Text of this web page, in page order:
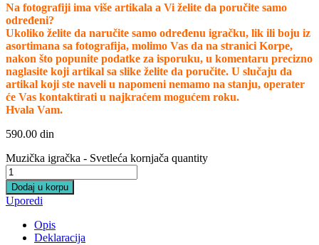
Na fotografiji ima više artikala a Vi želite da poručite samo
određeni?
Ukoliko želite da naručite samo određenu igračku, lik ili boju iz
asortimana sa fotografija, molimo Vas da na stranici Korpe,
nakon što popunite podatke za isporuku, u komentaru precizno
naglasite koji artikal sa slike želite da poručite. U slučaju da
artikal koji ste naveli u napomeni nemamo na stanju, operater
će Vas kontaktirati u najkraćem mogućem roku.
Hvala Vam.
590.00 din
Muzička igračka - Svetleća kornjača quantity
Dodaj u korpu
Uporedi
Opis
Deklaracija